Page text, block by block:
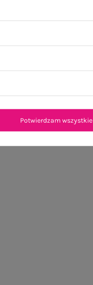
Potwierdzam wszystkie